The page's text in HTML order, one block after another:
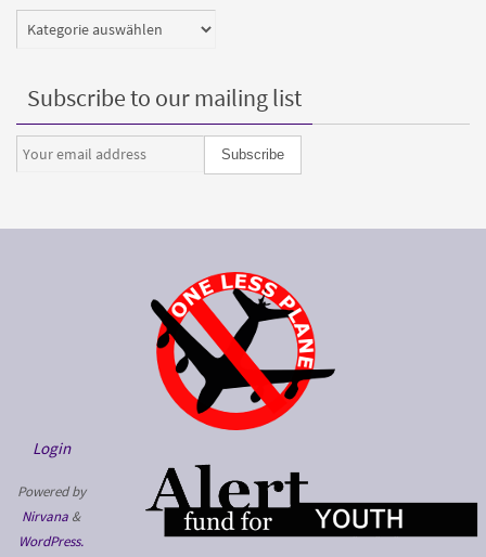
Kategorien
Subscribe to our mailing list
Login
Powered by
Nirvana &
WordPress.